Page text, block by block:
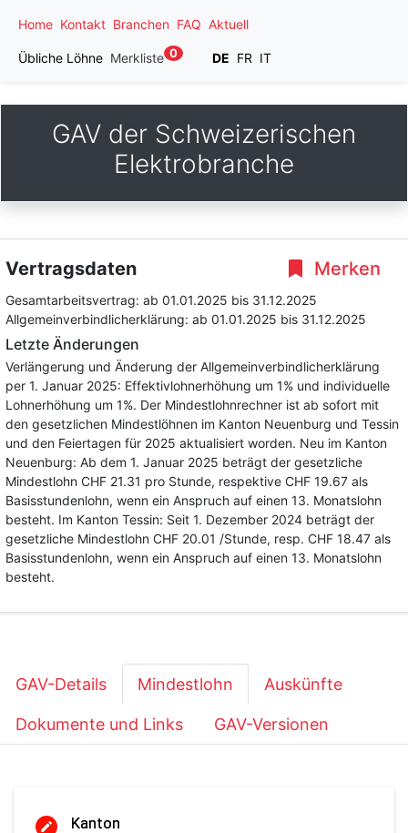
Home Kontakt Branchen FAQ Aktuell
Übliche Löhne Merkliste 0 DE FR IT
GAV der Schweizerischen
Elektrobranche
Merken
Vertragsdaten
Gesamtarbeitsvertrag: ab 01.01.2025 bis 31.12.2025
Allgemeinverbindlicherklärung: ab 01.01.2025 bis 31.12.2025
Letzte Änderungen
Verlängerung und Änderung der Allgemeinverbindlicherklärung
per 1. Januar 2025: Effektivlohnerhöhung um 1% und individuelle
Lohnerhöhung um 1%. Der Mindestlohnrechner ist ab sofort mit
den gesetzlichen Mindestlöhnen im Kanton Neuenburg und Tessin
und den Feiertagen für 2025 aktualisiert worden. Neu im Kanton
Neuenburg: Ab dem 1. Januar 2025 beträgt der gesetzliche
Mindestlohn CHF 21.31 pro Stunde, respektive CHF 19.67 als
Basisstundenlohn, wenn ein Anspruch auf einen 13. Monatslohn
besteht. Im Kanton Tessin: Seit 1. Dezember 2024 beträgt der
gesetzliche Mindestlohn CHF 20.01 /Stunde, resp. CHF 18.47 als
Basisstundenlohn, wenn ein Anspruch auf einen 13. Monatslohn
besteht.
GAV-Details Mindestlohn Auskünfte
Dokumente und Links GAV-Versionen
Kanton